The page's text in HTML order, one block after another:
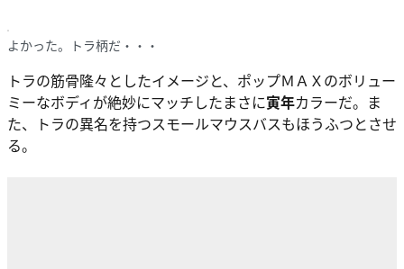
よかった。トラ柄だ・・・
トラの筋骨隆々としたイメージと、ポップＭＡＸのボリュー
ミーなボディが絶妙にマッチしたまさに寅年カラーだ。ま
た、トラの異名を持つスモールマウスバスもほうふつとさせ
る。